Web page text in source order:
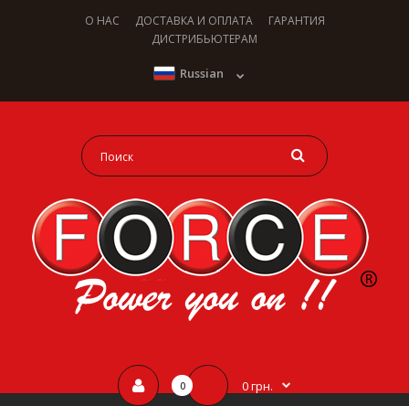
О НАС ДОСТАВКА И ОПЛАТА
ГАРАНТИЯ
ДИСТРИБЬЮТЕРАМ
Russian
0 0 грн.